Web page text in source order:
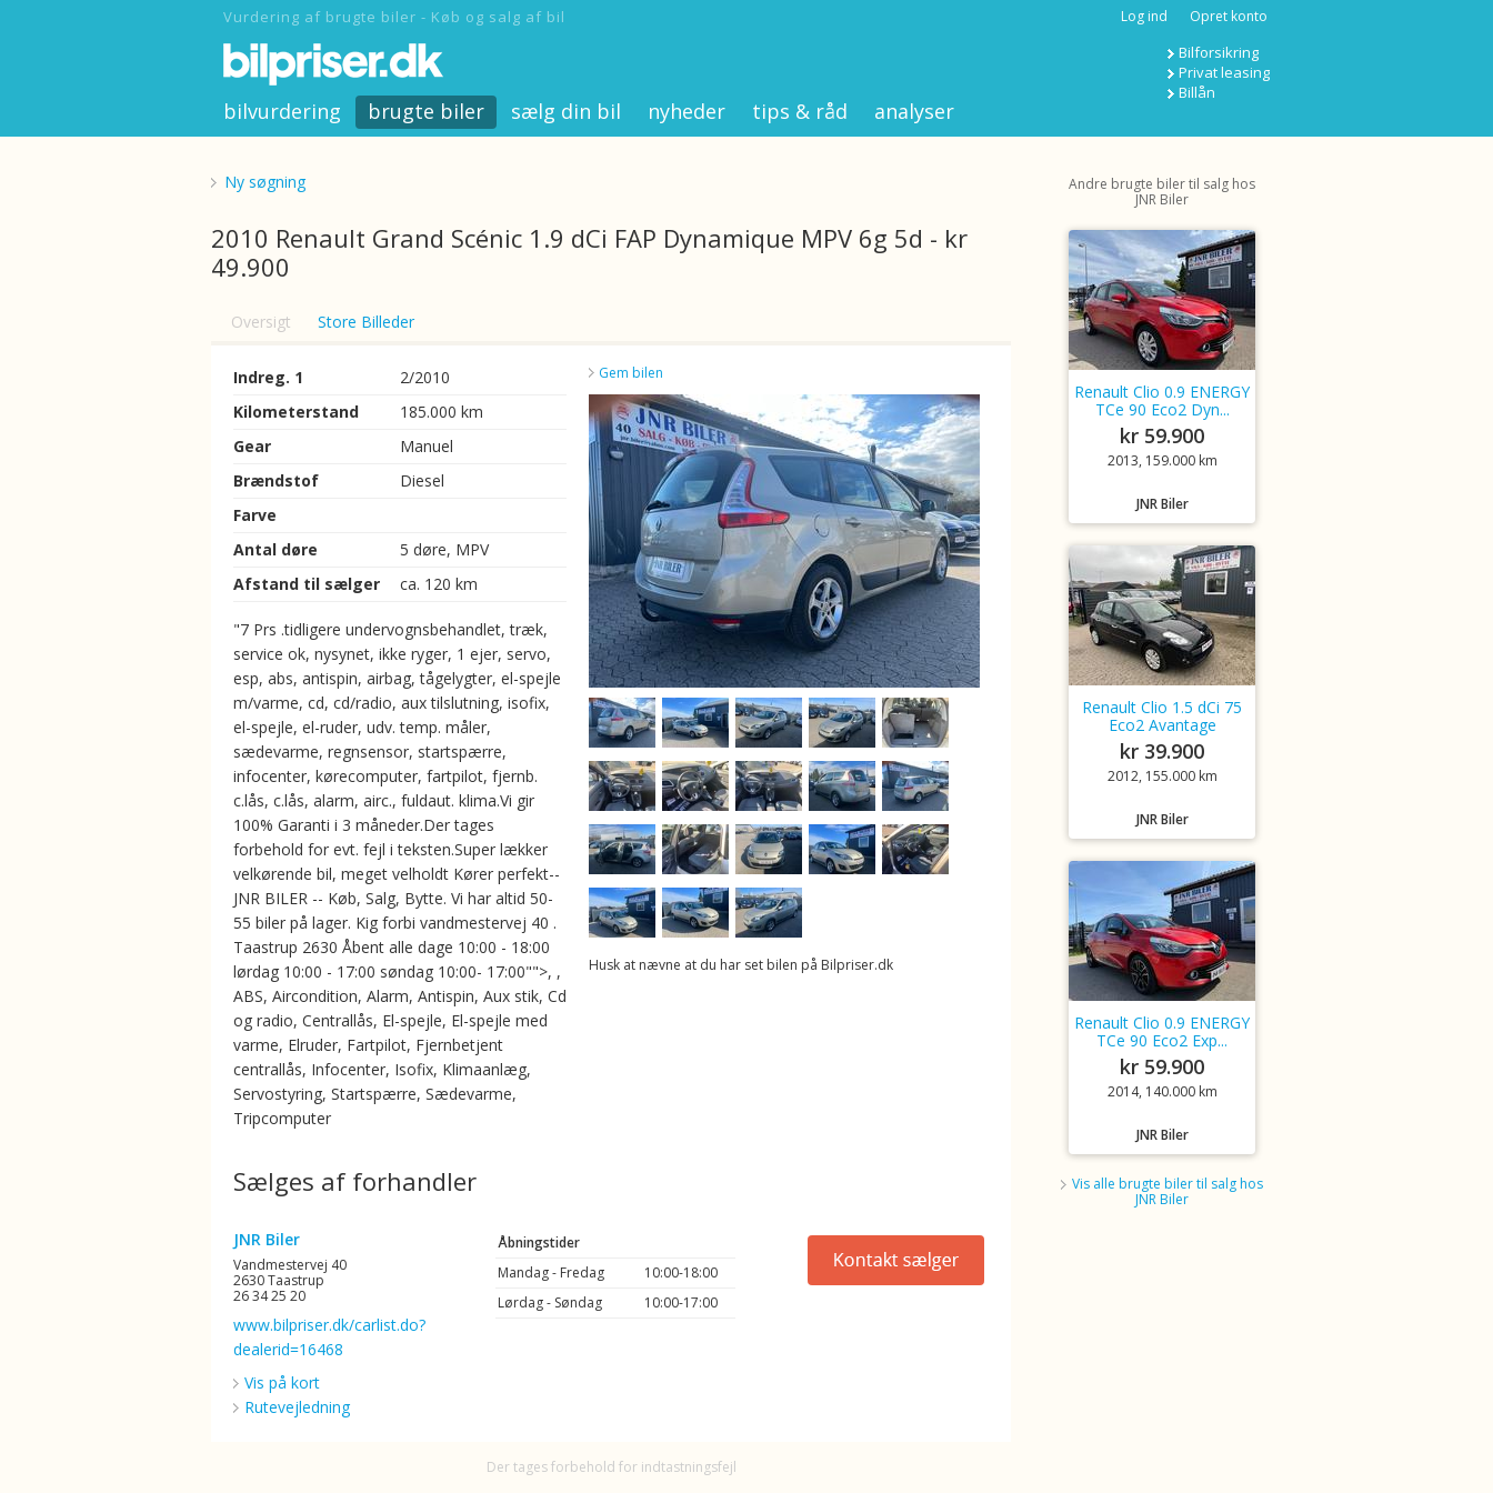
Vurdering af brugte biler - Køb og salg af bil Log ind Opret konto
Bilforsikring
Privat leasing
Billån
bilvurdering brugte biler sælg din bil nyheder tips & råd analyser
Ny søgning
2010 Renault Grand Scénic 1.9 dCi FAP Dynamique MPV 6g 5d - kr
49.900
Oversigt Store Billeder
Indreg. 1
2/2010
Kilometerstand
185.000 km
Gear
Manuel
Brændstof
Diesel
Farve
Antal døre
5 døre, MPV
Afstand til sælger
ca. 120 km
"7 Prs .tidligere undervognsbehandlet, træk,
service ok, nysynet, ikke ryger, 1 ejer, servo,
esp, abs, antispin, airbag, tågelygter, el-spejle
m/varme, cd, cd/radio, aux tilslutning, isofix,
el-spejle, el-ruder, udv. temp. måler,
sædevarme, regnsensor, startspærre,
infocenter, kørecomputer, fartpilot, fjernb.
c.lås, c.lås, alarm, airc., fuldaut. klima.Vi gir
100% Garanti i 3 måneder.Der tages
forbehold for evt. fejl i teksten.Super lækker
velkørende bil, meget velholdt Kører perfekt--
JNR BILER -- Køb, Salg, Bytte. Vi har altid 50-
55 biler på lager. Kig forbi vandmestervej 40 .
Taastrup 2630 Åbent alle dage 10:00 - 18:00
lørdag 10:00 - 17:00 søndag 10:00- 17:00"">, ,
ABS, Aircondition, Alarm, Antispin, Aux stik, Cd
og radio, Centrallås, El-spejle, El-spejle med
varme, Elruder, Fartpilot, Fjernbetjent
centrallås, Infocenter, Isofix, Klimaanlæg,
Servostyring, Startspærre, Sædevarme,
Tripcomputer
Gem bilen
Husk at nævne at du har set bilen på Bilpriser.dk
Sælges af forhandler
JNR Biler
Vandmestervej 40
2630 Taastrup
26 34 25 20
www.bilpriser.dk/carlist.do?
dealerid=16468
Vis på kort
Rutevejledning
Åbningstider
Mandag - Fredag
10:00-18:00
Lørdag - Søndag
10:00-17:00
Der tages forbehold for indtastningsfejl
Andre brugte biler til salg hos
JNR Biler
Renault Clio 0.9 ENERGY
TCe 90 Eco2 Dyn...
kr 59.900
2013, 159.000 km
JNR Biler
Renault Clio 1.5 dCi 75
Eco2 Avantage
kr 39.900
2012, 155.000 km
JNR Biler
Renault Clio 0.9 ENERGY
TCe 90 Eco2 Exp...
kr 59.900
2014, 140.000 km
JNR Biler
Vis alle brugte biler til salg hos
JNR Biler